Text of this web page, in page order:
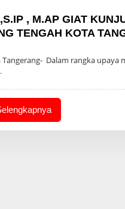
, M.AP GIAT
TENGAH KOTA
Dalam rangka upaya